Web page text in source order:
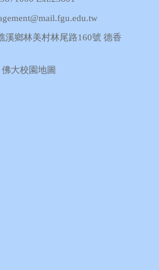
溪鄉林美村林尾路160號 德香
佛大校園地圖